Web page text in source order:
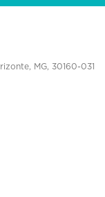
MG, 30160-031